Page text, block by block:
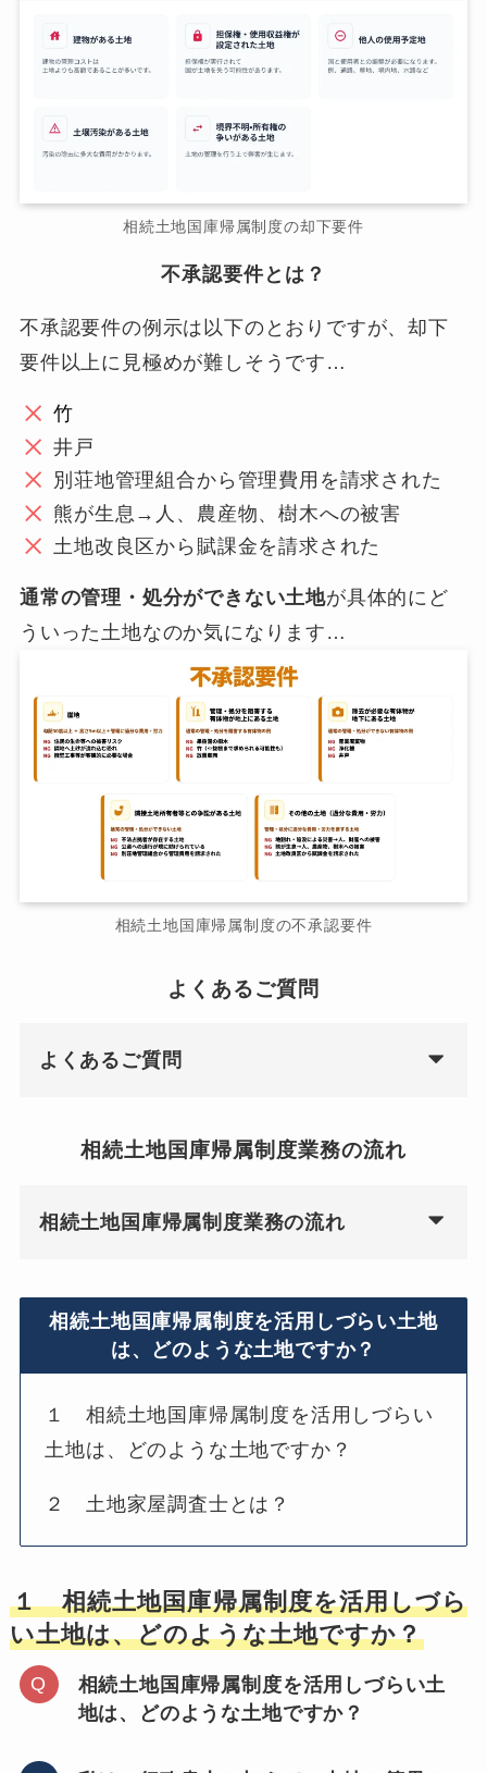
相続土地国庫帰属制度の却下要件
不承認要件とは？
不承認要件の例示は以下のとおりですが、却下
要件以上に見極めが難しそうです…
竹
井戸
別荘地管理組合から管理費用を請求された
熊が生息→人、農産物、樹木への被害
土地改良区から賦課金を請求された
通常の管理・処分ができない土地が具体的にど
ういった土地なのか気になります…
相続土地国庫帰属制度の不承認要件
よくあるご質問
よくあるご質問
相続土地国庫帰属制度業務の流れ
相続土地国庫帰属制度業務の流れ
相続土地国庫帰属制度を活用しづらい土地
は、どのような土地ですか？
１ 相続土地国庫帰属制度を活用しづらい
土地は、どのような土地ですか？
２ 土地家屋調査士とは？
１ 相続土地国庫帰属制度を活用しづら
い土地は、どのような土地ですか？
相続土地国庫帰属制度を活用しづらい土
地は、どのような土地ですか？